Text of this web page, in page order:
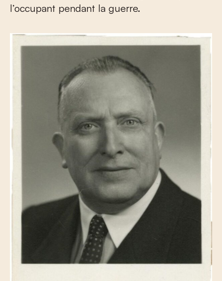
l’occupant pendant la guerre.